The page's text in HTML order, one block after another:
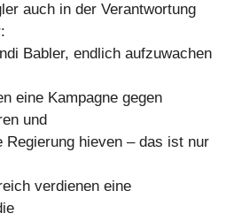
auch in der Verantwortung
Babler, endlich aufzuwachen
eine Kampagne gegen
und
Regierung hieven – das ist nur
verdienen eine